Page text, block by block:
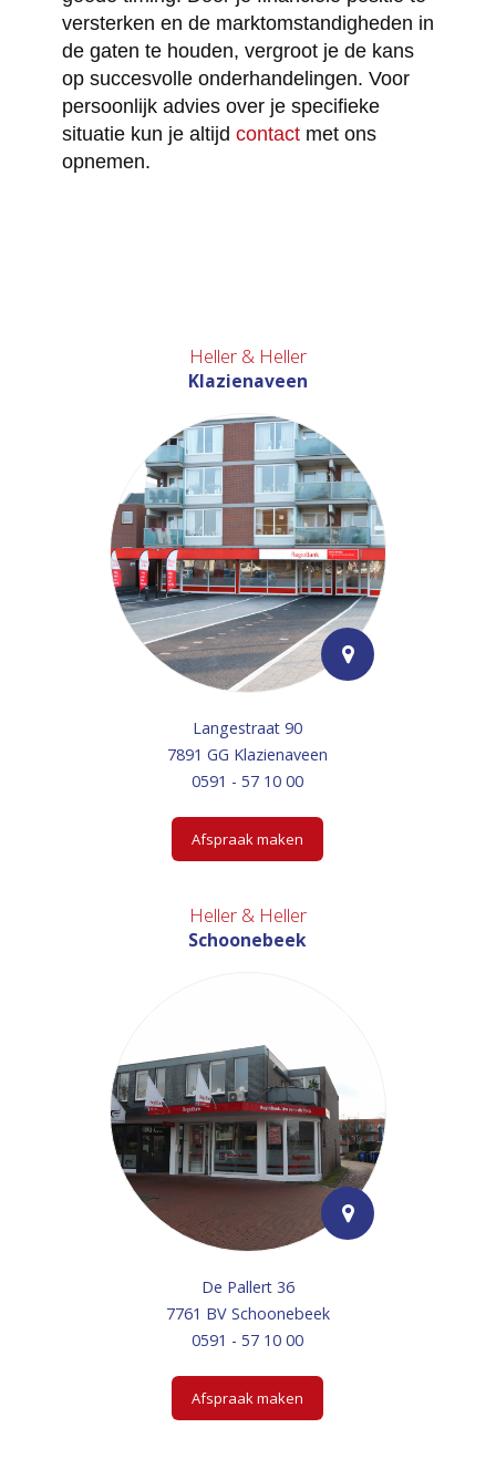
versterken en de marktomstandigheden in
de gaten te houden, vergroot je de kans
op succesvolle onderhandelingen. Voor
persoonlijk advies over je specifieke
situatie kun je altijd contactmet ons
opnemen.
Heller & Heller
Klazienaveen
Langestraat 90
7891 GG Klazienaveen
0591 - 57 10 00
Afspraak maken
Heller & Heller
Schoonebeek
De Pallert 36
7761 BV Schoonebeek
0591 - 57 10 00
Afspraak maken